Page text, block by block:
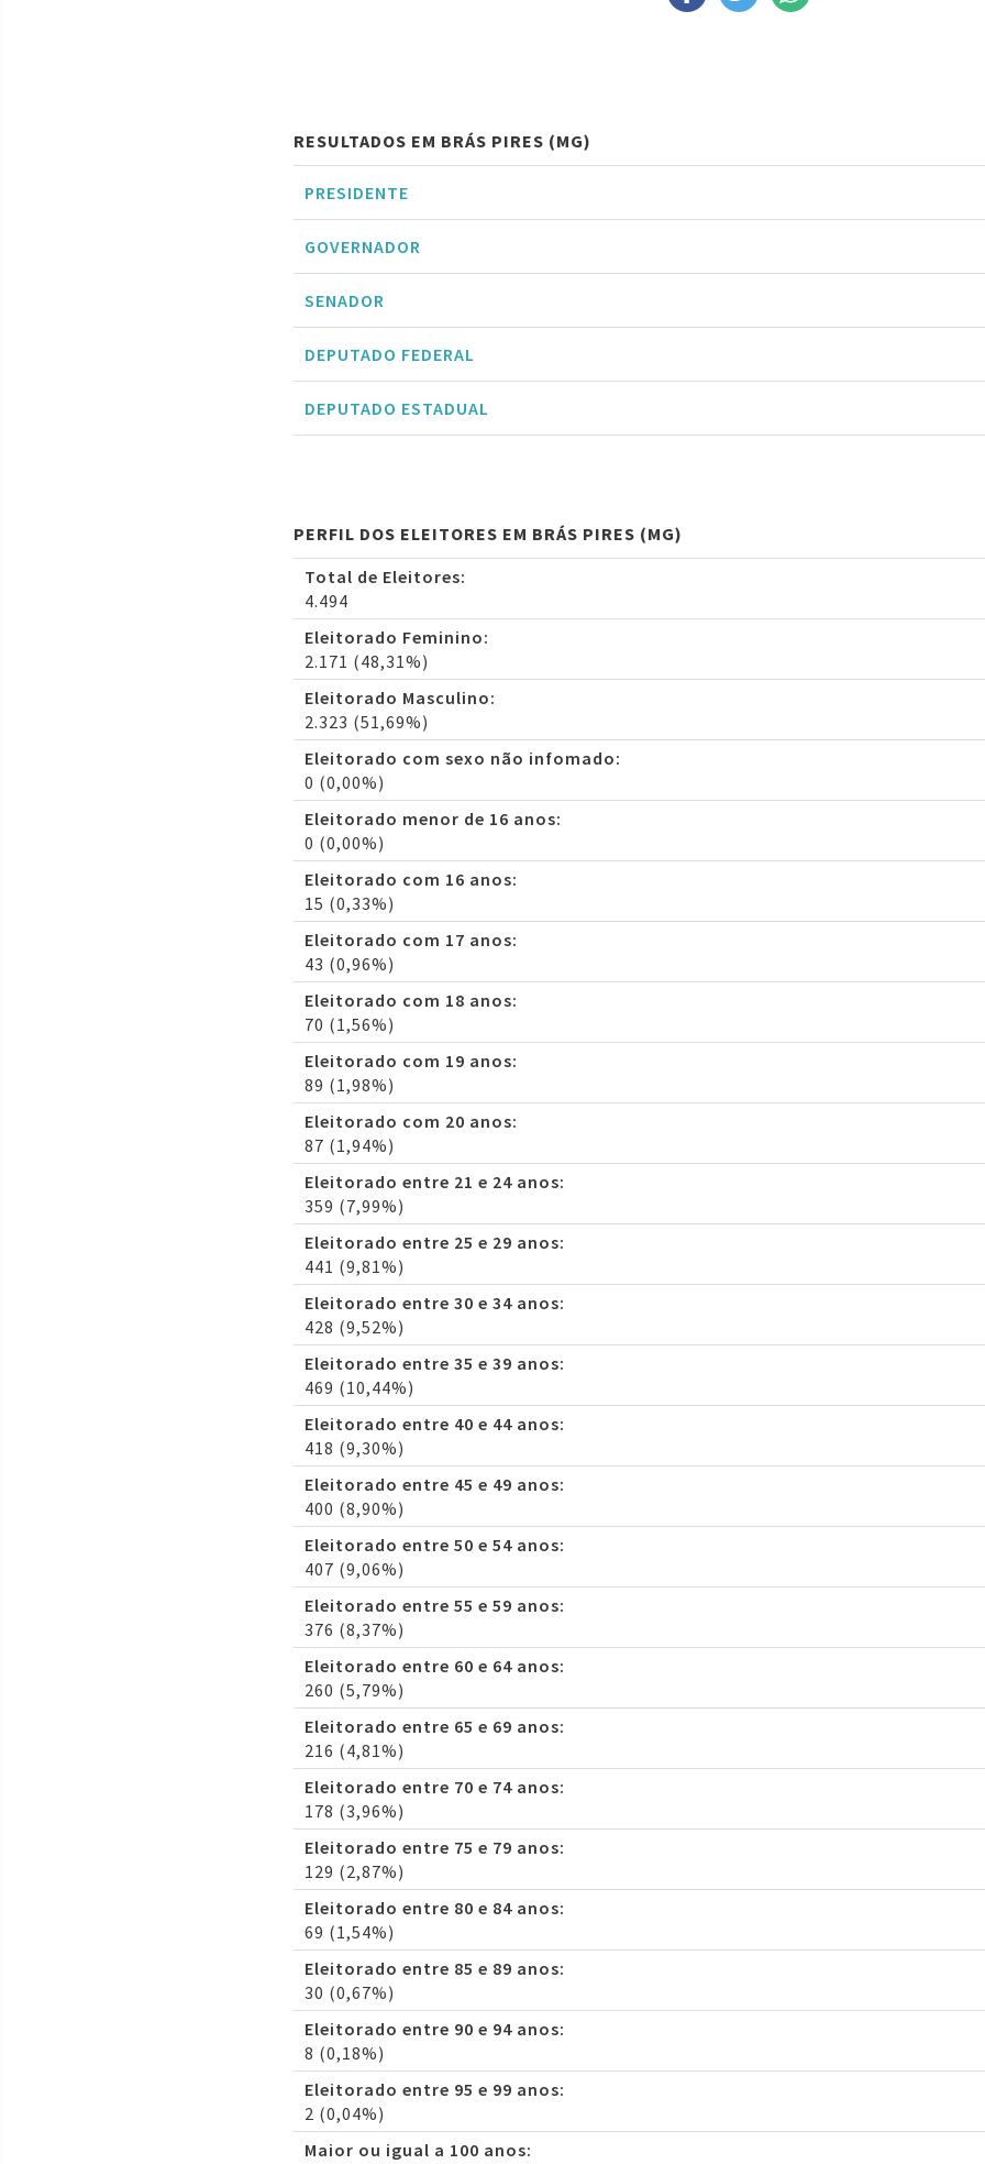
RESULTADOS EM BRÁS PIRES (MG)
PRESIDENTE
GOVERNADOR
SENADOR
DEPUTADO FEDERAL
DEPUTADO ESTADUAL
PERFIL DOS ELEITORES EM BRÁS PIRES (MG)
Total de Eleitores:
4.494
Eleitorado Feminino:
2.171 (48,31%)
Eleitorado Masculino:
2.323 (51,69%)
Eleitorado com sexo não infomado:
0 (0,00%)
Eleitorado menor de 16 anos:
0 (0,00%)
Eleitorado com 16 anos:
15 (0,33%)
Eleitorado com 17 anos:
43 (0,96%)
Eleitorado com 18 anos:
70 (1,56%)
Eleitorado com 19 anos:
89 (1,98%)
Eleitorado com 20 anos:
87 (1,94%)
Eleitorado entre 21 e 24 anos:
359 (7,99%)
Eleitorado entre 25 e 29 anos:
441 (9,81%)
Eleitorado entre 30 e 34 anos:
428 (9,52%)
Eleitorado entre 35 e 39 anos:
469 (10,44%)
Eleitorado entre 40 e 44 anos:
418 (9,30%)
Eleitorado entre 45 e 49 anos:
400 (8,90%)
Eleitorado entre 50 e 54 anos:
407 (9,06%)
Eleitorado entre 55 e 59 anos:
376 (8,37%)
Eleitorado entre 60 e 64 anos:
260 (5,79%)
Eleitorado entre 65 e 69 anos:
216 (4,81%)
Eleitorado entre 70 e 74 anos:
178 (3,96%)
Eleitorado entre 75 e 79 anos:
129 (2,87%)
Eleitorado entre 80 e 84 anos:
69 (1,54%)
Eleitorado entre 85 e 89 anos:
30 (0,67%)
Eleitorado entre 90 e 94 anos:
8 (0,18%)
Eleitorado entre 95 e 99 anos:
2 (0,04%)
Maior ou igual a 100 anos: